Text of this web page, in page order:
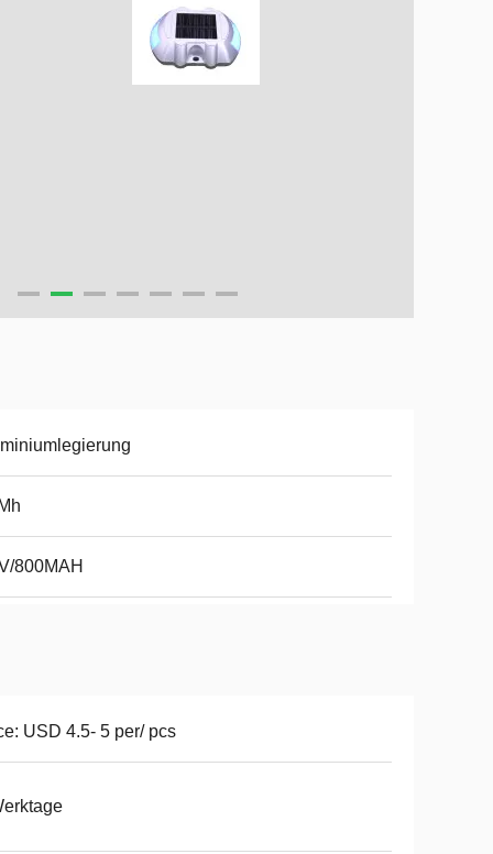
800MAH
USD 4.5- 5 per/ pcs